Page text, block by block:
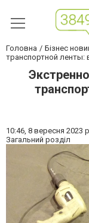
Головна Бізнес
транспортной ленты:
10:46, 8 вересня 2023
Загальний розділ